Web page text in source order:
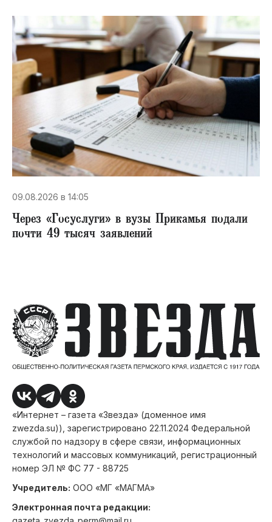
09.08.2026 в 14:05
Через «Госуслуги» в вузы Прикамья подали
почти 49 тысяч заявлений
«Интернет – газета «Звезда» (доменное имя
zwezda.su)), зарегистрировано 22.11.2024 Федеральной
службой по надзору в сфере связи, информационных
технологий и массовых коммуникаций, регистрационный
номер ЭЛ № ФС 77 - 88725
Учредитель: ООО «МГ «МАГМА»
Электронная почта редакции: